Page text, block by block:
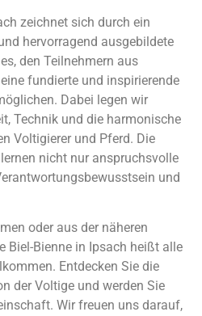
zeichnet sich durch ein
hervorragend ausgebildete
den Teilnehmern aus
fundierte und inspirierende
Dabei legen wir
Technik und die harmonische
Voltigierer und Pferd. Die
nicht nur anspruchsvolle
und
oder aus der näheren
Biel-Bienne in Ipsach heißt alle
Entdecken Sie die
der Voltige und werden Sie
Wir freuen uns darauf,